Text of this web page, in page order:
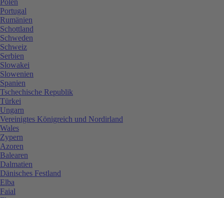
Portugal
Rumänien
Schottland
Schweden
Schweiz
Serbien
Slowakei
Slowenien
Spanien
Tschechische Republik
Türkei
Ungarn
Vereinigtes Königreich und Nordirland
Wales
Zypern
Azoren
Balearen
Dalmatien
Dänisches Festland
Elba
Faial